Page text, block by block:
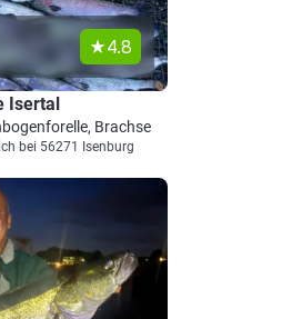
4.8
Isertal
Brachse
bei 56271 Isenburg